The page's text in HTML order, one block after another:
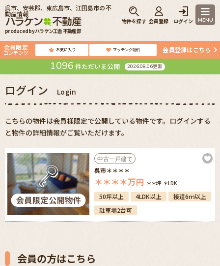
produced by ハラケン工舎 不動産部
呉市、安芸郡、東広島市、江田島市の不
動産情報
物件を探す 会員登録 ログイン MENU
会員限定
コンテンツ お気に入り マッチング物件 会員登録はこちら
1096 件ただいま公開 2026.08.06更新
ログイン Login
こちらの物件は会員様限定で公開している物件です。ログインする
と物件の詳細情報がご覧いただけます。
中古一戸建て
呉市＊＊＊＊
＊＊＊＊万円 ＊＊坪 ＊LDK
50坪以上 4LDK以上
接道6ｍ以上
駐車場2台可
会員の方はこちら